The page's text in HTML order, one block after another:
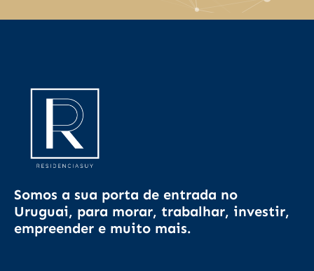
Somos a sua porta de entrada no
Uruguai, para morar, trabalhar, investir,
empreender e muito mais.